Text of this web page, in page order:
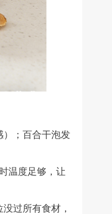
）；百合干泡发
温度足够，让
过所有食材，